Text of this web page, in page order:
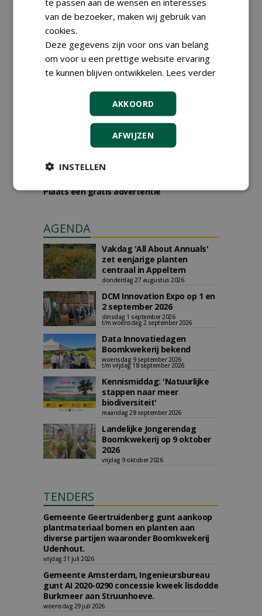
Boominspecteur bij
Boomtotaalzorg24-40 uur
Hoofdgreenkeeper (m/v)
Golfbaan KralingenOosthoek
groepRotterdam
meer Groene Banen
GREEN OUTLET
Iedereen kan gratis kleine advertenties
plaatsen via zijn eigen account.
Plaats een gratis advertentie
AGENDA
Vakdag 'All About Annuals'
zet eenjarige planten
centraal in Appeltern
donderdag 27 augustus 2026
DCM Innovation Expo op 1 en
2 september 2026
dinsdag 1 september 2026
t/m woensdag 2 september 2026
Data Innovatiedagen
Boomkwekerij bekend
woensdag 9 september 2026
t/m vrijdag 18 september 2026
Kennismiddag: 'Natuurlijke
stappen naar meer
biodiversiteit'
maandag 28 september 2026
Landelijke Jongerendag
Boomkwekerij op 9 oktober
2026
vrijdag 9 oktober 2026
TENDERS
Gemeente Geertruidenberg gunt aankoop
plantmateriaal bomen en planten aan
diverse partijen waaronder Boomkwekerij
Udenhout.
vrijdag 31 juli 2026
Gemeente Amsterdam, Ingenieursbureau
gunt AI 2020-0290 concessie kweek lisdodde
Burkmeer aan Struunhoeve.
woensdag 29 juli 2026
van de bezoeker, maken wij gebruik van
cookies.
Deze gegevens zijn voor ons van belang
om voor u een prettige website ervaring
te kunnen blijven ontwikkelen. Lees verder
AKKOORD
AFWIJZEN
INSTELLEN